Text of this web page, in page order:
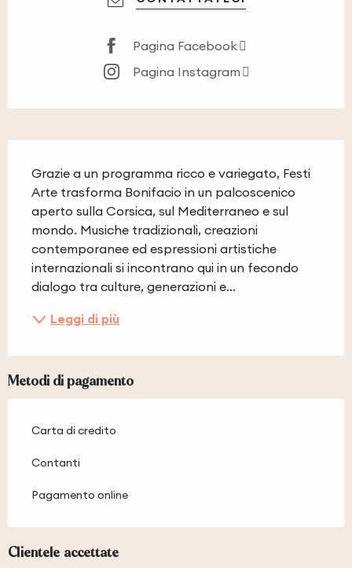
Pagina Facebook
Pagina Instagram
Grazie a un programma ricco e variegato, Festi
Arte trasforma Bonifacio in un palcoscenico
aperto sulla Corsica, sul Mediterraneo e sul
mondo. Musiche tradizionali, creazioni
contemporanee ed espressioni artistiche
internazionali si incontrano qui in un fecondo
dialogo tra culture, generazioni e...
Leggi di più
Metodi di pagamento
Carta di credito
Contanti
Pagamento online
Clientele accettate